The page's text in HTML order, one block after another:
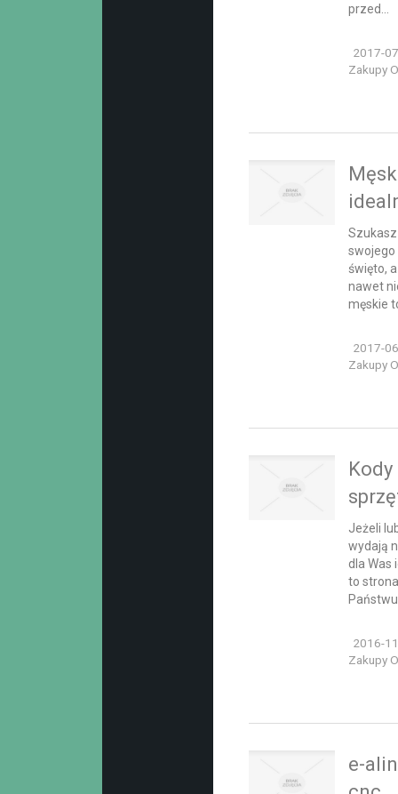
przed...
2017-
Zakupy
swojego
święto,
nawet
męskie
2017-
Zakupy
Jeżeli
wydają
dla Was
to
2016-
Zakupy
e-